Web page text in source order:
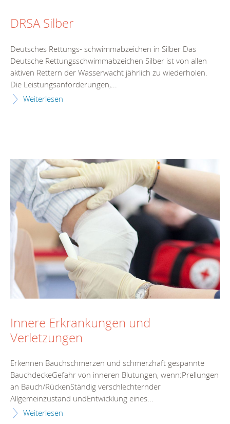
DRSA Silber
Deutsches Rettungs- schwimmabzeichen in Silber Das
Deutsche Rettungsschwimmabzeichen Silber ist von allen
aktiven Rettern der Wasserwacht jährlich zu wiederholen.
Die Leistungsanforderungen,...
Weiterlesen
Innere Erkrankungen und
Verletzungen
Erkennen Bauchschmerzen und schmerzhaft gespannte
BauchdeckeGefahr von inneren Blutungen, wenn:Prellungen
an Bauch/RückenStändig verschlechternder
Allgemeinzustand undEntwicklung eines...
Weiterlesen